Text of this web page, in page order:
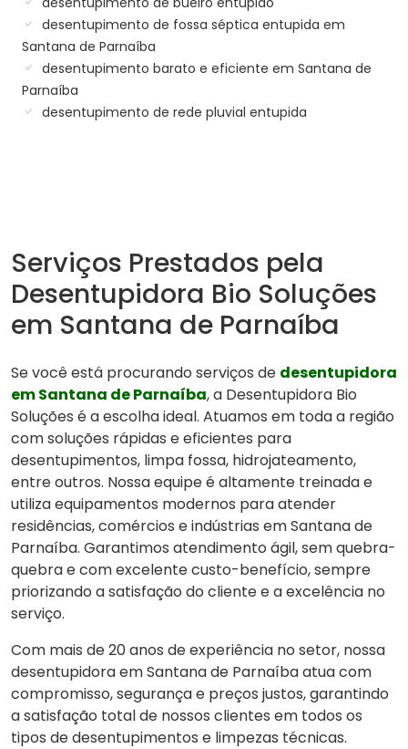
desentupimento de fossa séptica entupida em
Santana de Parnaíba
desentupimento barato e eficiente em Santana de
Parnaíba
desentupimento de rede pluvial entupida
Serviços Prestados pela
Desentupidora Bio Soluções
em Santana de Parnaíba
Se você está procurando serviços de desentupidora
em Santana de Parnaíba, a Desentupidora Bio
Soluções é a escolha ideal. Atuamos em toda a região
com soluções rápidas e eficientes para
desentupimentos, limpa fossa, hidrojateamento,
entre outros. Nossa equipe é altamente treinada e
utiliza equipamentos modernos para atender
residências, comércios e indústrias em Santana de
Parnaíba. Garantimos atendimento ágil, sem quebra-
quebra e com excelente custo-benefício, sempre
priorizando a satisfação do cliente e a excelência no
serviço.
Com mais de 20 anos de experiência no setor, nossa
desentupidora em Santana de Parnaíba atua com
compromisso, segurança e preços justos, garantindo
a satisfação total de nossos clientes em todos os
tipos de desentupimentos e limpezas técnicas.